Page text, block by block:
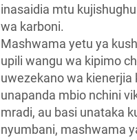
inasaidia mtu
wa karboni.
Mashwama yetu ya
upili wangu wa kipimo
uwezekano wa
unapanda mbio nchini
mradi, au basi unataka
nyumbani, mashwama